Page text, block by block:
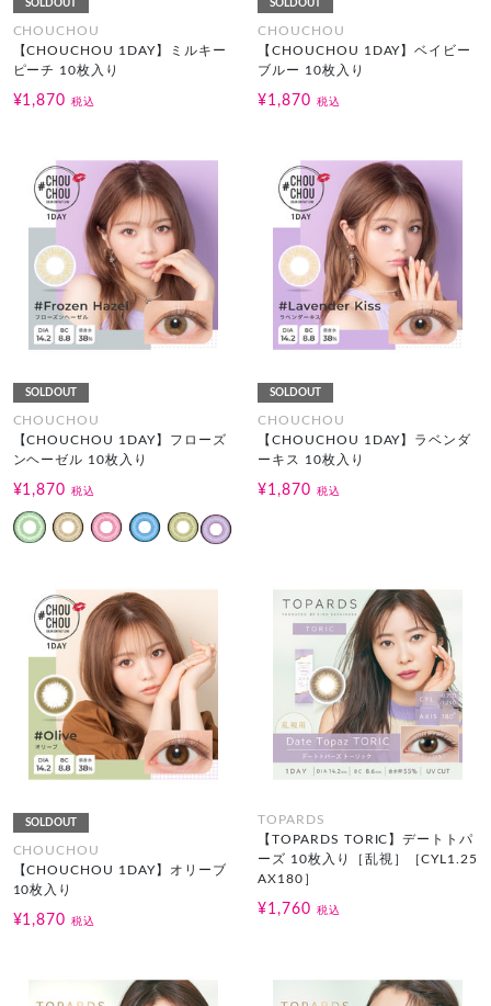
SOLDOUT
CHOUCHOU
【CHOUCHOU 1DAY】ミルキー
ピーチ 10枚入り
¥1,870税込
SOLDOUT
CHOUCHOU
【CHOUCHOU 1DAY】ベイビー
ブルー 10枚入り
¥1,870 税込
SOLDOUT
CHOUCHOU
【CHOUCHOU 1DAY】フローズ
ンヘーゼル 10枚入り
¥1,870税込
SOLDOUT
CHOUCHOU
【CHOUCHOU 1DAY】ラベンダ
ーキス 10枚入り
¥1,870 税込
SOLDOUT
CHOUCHOU
【CHOUCHOU 1DAY】オリーブ
10枚入り
¥1,870税込
TOPARDS
【TOPARDS TORIC】デートトパ
ーズ 10枚入り［乱視］［CYL1.25
AX180］
¥1,760 税込